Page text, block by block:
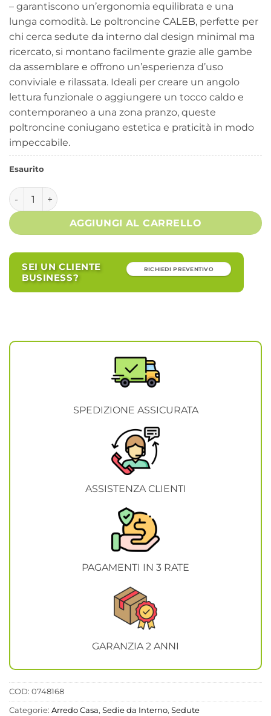
– garantiscono un’ergonomia equilibrata e una
lunga comodità. Le poltroncine CALEB, perfette per
chi cerca sedute da interno dal design minimal ma
ricercato, si montano facilmente grazie alle gambe
da assemblare e offrono un’esperienza d’uso
conviviale e rilassata. Ideali per creare un angolo
lettura funzionale o aggiungere un tocco caldo e
contemporaneo a una zona pranzo, queste
poltroncine coniugano estetica e praticità in modo
impeccabile.
Esaurito
Set 2 Poltroncine Velluto Rosa Moderno da Interno -
AGGIUNGI AL CARRELLO
SEI UN CLIENTE
BUSINESS?
RICHIEDI PREVENTIVO
SPEDIZIONE ASSICURATA
ASSISTENZA CLIENTI
PAGAMENTI IN 3 RATE
GARANZIA 2 ANNI
COD: 0748168
Categorie: Arredo Casa, Sedie da Interno, Sedute